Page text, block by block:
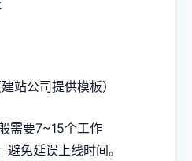
站公司提供模板）
需要7~15个工作
避免延误上线时间。